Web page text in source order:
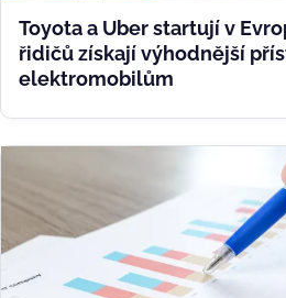
Toyota a Uber startují v
řidičů získají výhodnější
elektromobilům